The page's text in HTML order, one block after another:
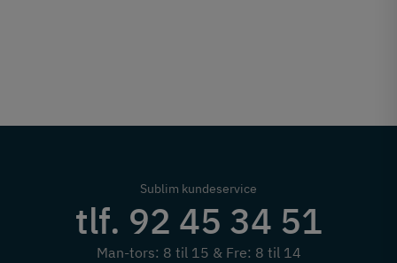
Sublim kundeservice
tlf. 92 45 34 51
Man-tors: 8 til 15 & Fre: 8 til 14